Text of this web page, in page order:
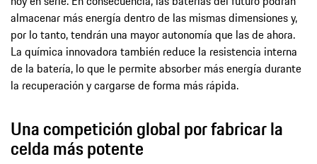
almacenar más energía dentro de las mismas dimensiones y,
por lo tanto, tendrán una mayor autonomía que las de ahora.
La química innovadora también reduce la resistencia interna
de la batería, lo que le permite absorber más energía durante
la recuperación y cargarse de forma más rápida.
Una competición global por fabricar la
celda más potente